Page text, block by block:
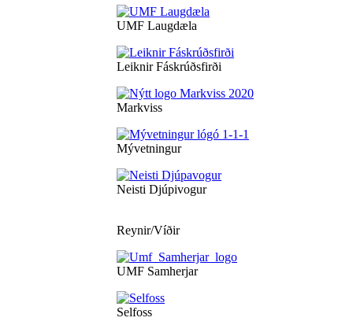
UMF Laugdæla
Leiknir Fáskrúðsfirði
Markviss
Mývetningur
Neisti Djúpivogur
Reynir/Víðir
UMF Samherjar
Selfoss